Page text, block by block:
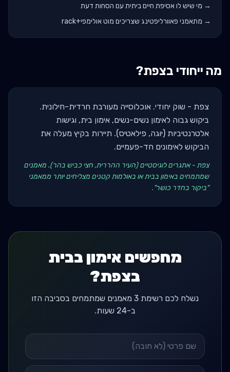
→ מי שיש לו אסיפת חיים ביתית עם הסחות דעת
→ מתאמני פאוורליפטינג שצריכים מוט אולימפי+rack
מה ייחודי בצפת?
צפת - שוק יחודי. אוכלוסייה מעורבת חרדית-חילונית.
ביקוש גבוה לאימון נשים-נשים, אימון בית, וגישות
אלטרנטיביות (יוגה, פילאטיס). תיירות בקיץ מעלה את
הביקוש לאימונים חד-פעמיים.
צפת - אתגרים לוגיסטיים (העיר ההררית, חצי כביש בהר). מאמנים
שמתמחים באימון בבית או באולמות קטנים מצליחים יותר ממאמני
"ביקור בחדר כושר".
מחפשים אימון בבית
בצפת?
נשלח לכם רשימת 3 מאמנים שמתמחים בסביבה הזו
ב-24 שעות.